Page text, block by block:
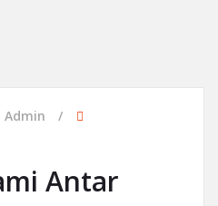
Admin
Antar